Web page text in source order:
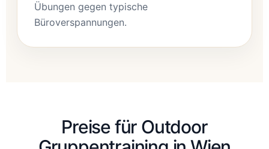
Übungen gegen typische
Büroverspannungen.
Preise für Outdoor